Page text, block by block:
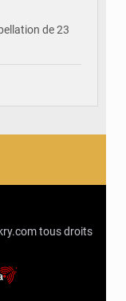
de 23
tous droits